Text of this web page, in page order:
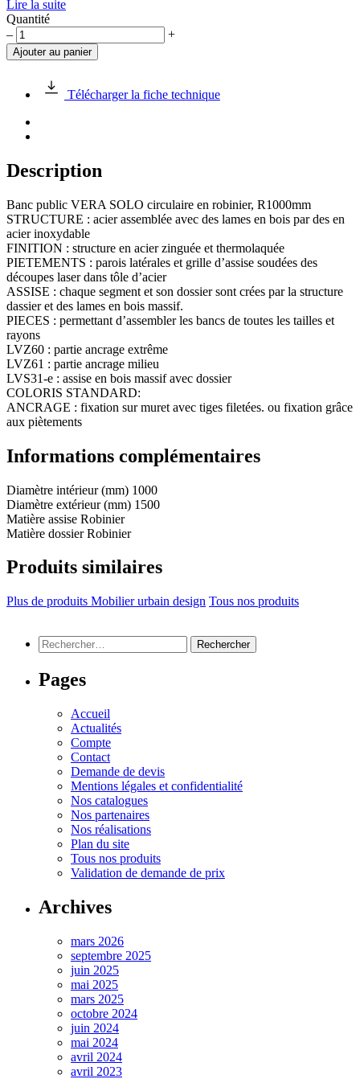
Lire la suite
Quantité
quantité
de
Banc
VERA
circulaire
R1000mm
– +
Ajouter au panier
Télécharger la fiche technique
Description
Banc public VERA SOLO circulaire en robinier, R1000mm
STRUCTURE : acier assemblée avec des lames en bois par des en
acier inoxydable
FINITION : structure en acier zinguée et thermolaquée
PIETEMENTS : parois latérales et grille d’assise soudées des
découpes laser dans tôle d’acier
ASSISE : chaque segment et son dossier sont crées par la structure
dassier et des lames en bois massif.
PIECES : permettant d’assembler les bancs de toutes les tailles et
rayons
LVZ60 : partie ancrage extrême
LVZ61 : partie ancrage milieu
LVS31-e : assise en bois massif avec dossier
COLORIS STANDARD:
ANCRAGE : fixation sur muret avec tiges filetées. ou fixation grâce
aux piètements
Informations complémentaires
Diamètre intérieur (mm) 1000
Diamètre extérieur (mm) 1500
Matière assise Robinier
Matière dossier Robinier
Produits similaires
Plus de produits Mobilier urbain design Tous nos produits
Rechercher :
Pages
Accueil
Actualités
Compte
Contact
Demande de devis
Mentions légales et confidentialité
Nos catalogues
Nos partenaires
Nos réalisations
Plan du site
Tous nos produits
Validation de demande de prix
Archives
mars 2026
septembre 2025
juin 2025
mai 2025
mars 2025
octobre 2024
juin 2024
mai 2024
avril 2024
avril 2023